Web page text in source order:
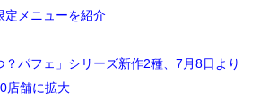
メニューを紹介
パフェ」シリーズ新作2種、7月8日より
店舗に拡大